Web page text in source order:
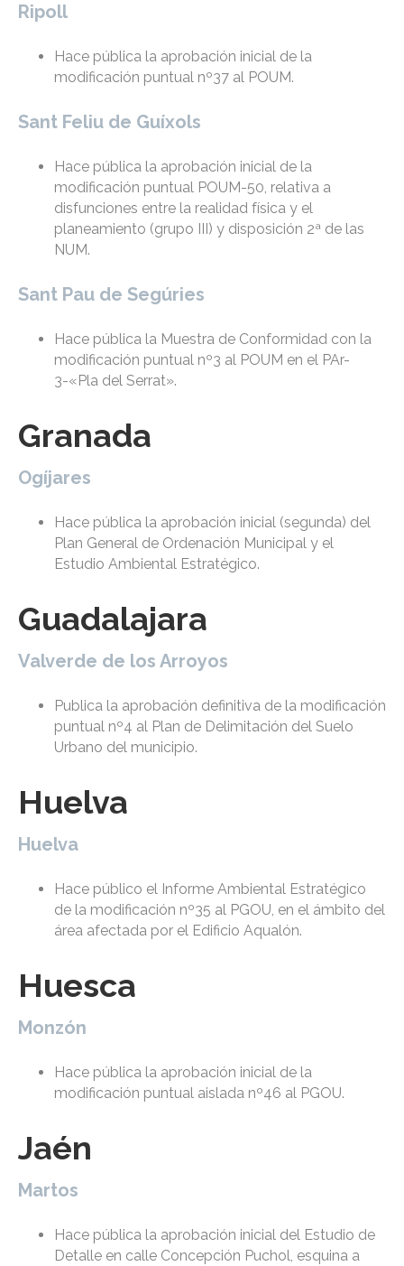
Ripoll
Hace pública la aprobación inicial de la
modificación puntual nº37 al POUM.
Sant Feliu de Guíxols
Hace pública la aprobación inicial de la
modificación puntual POUM-50, relativa a
disfunciones entre la realidad física y el
planeamiento (grupo III) y disposición 2ª de las
NUM.
Sant Pau de Segúries
Hace pública la Muestra de Conformidad con la
modificación puntual nº3 al POUM en el PAr-
3-«Pla del Serrat».
Granada
Ogíjares
Hace pública la aprobación inicial (segunda) del
Plan General de Ordenación Municipal y el
Estudio Ambiental Estratégico.
Guadalajara
Valverde de los Arroyos
Publica la aprobación definitiva de la modificación
puntual nº4 al Plan de Delimitación del Suelo
Urbano del municipio.
Huelva
Huelva
Hace público el Informe Ambiental Estratégico
de la modificación nº35 al PGOU, en el ámbito del
área afectada por el Edificio Aqualón.
Huesca
Monzón
Hace pública la aprobación inicial de la
modificación puntual aislada nº46 al PGOU.
Jaén
Martos
Hace pública la aprobación inicial del Estudio de
Detalle en calle Concepción Puchol, esquina a